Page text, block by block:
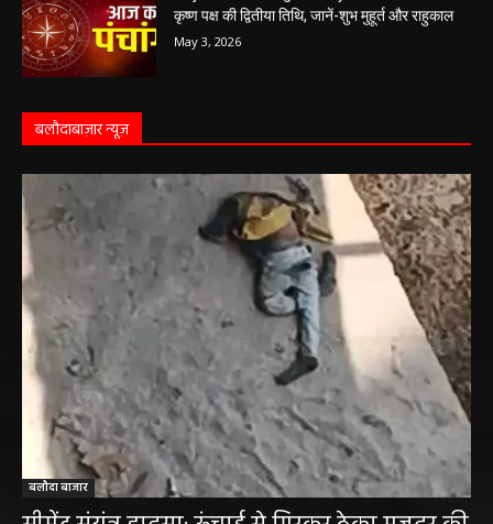
कृष्ण पक्ष की द्वितीया तिथि, जानें-शुभ मुहूर्त और राहुकाल
May 3, 2026
बलौदाबाज़ार न्यूज़
बलौदा बाजार